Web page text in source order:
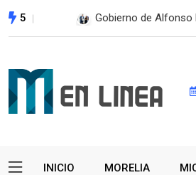
5 Gobierno de Alfonso
INICIO MORELIA